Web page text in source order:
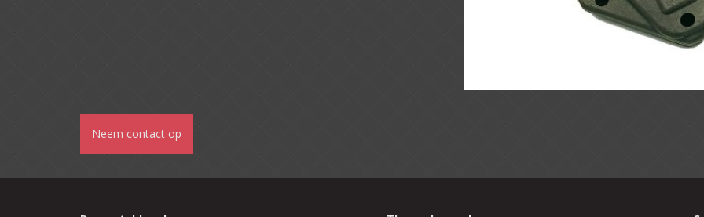
Neem contact op